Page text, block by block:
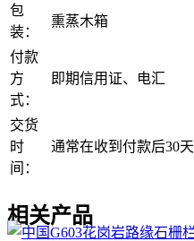
包
装：
熏蒸木箱
付款
方
式：
即期信用证、电汇
交货
时
间：
通常在收到付款后30天
相关产品